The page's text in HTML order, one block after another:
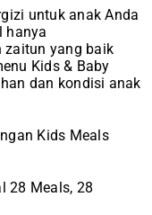
untuk anak Anda
hanya
zaitun yang baik
Kids & Baby
dan kondisi anak
Kids Meals
28 Meals, 28